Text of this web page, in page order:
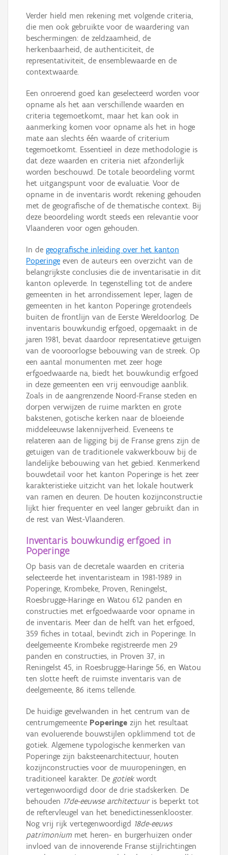
Verder hield men rekening met volgende criteria,
die men ook gebruikte voor de waardering van
beschermingen: de zeldzaamheid, de
herkenbaarheid, de authenticiteit, de
representativiteit, de ensemblewaarde en de
contextwaarde.
Een onroerend goed kan geselecteerd worden voor
opname als het aan verschillende waarden en
criteria tegemoetkomt, maar het kan ook in
aanmerking komen voor opname als het in hoge
mate aan slechts één waarde of criterium
tegemoetkomt. Essentieel in deze methodologie is
dat deze waarden en criteria niet afzonderlijk
worden beschouwd. De totale beoordeling vormt
het uitgangspunt voor de evaluatie. Voor de
opname in de inventaris wordt rekening gehouden
met de geografische of de thematische context. Bij
deze beoordeling wordt steeds een relevantie voor
Vlaanderen voor ogen gehouden.
In de geografische inleiding over het kanton
Poperinge even de auteurs een overzicht van de
belangrijkste conclusies die de inventarisatie in dit
kanton opleverde. In tegenstelling tot de andere
gemeenten in het arrondissement Ieper, lagen de
gemeenten in het kanton Poperinge grotendeels
buiten de frontlijn van de Eerste Wereldoorlog. De
inventaris bouwkundig erfgoed, opgemaakt in de
jaren 1981, bevat daardoor representatieve getuigen
van de vooroorlogse bebouwing van de streek. Op
een aantal monumenten met zeer hoge
erfgoedwaarde na, biedt het bouwkundig erfgoed
in deze gemeenten een vrij eenvoudige aanblik.
Zoals in de aangrenzende Noord-Franse steden en
dorpen verwijzen de ruime markten en grote
bakstenen, gotische kerken naar de bloeiende
middeleeuwse lakennijverheid. Eveneens te
relateren aan de ligging bij de Franse grens zijn de
getuigen van de traditionele vakwerkbouw bij de
landelijke bebouwing van het gebied. Kenmerkend
bouwdetail voor het kanton Poperinge is het zeer
karakteristieke uitzicht van het lokale houtwerk
van ramen en deuren. De houten kozijnconstructie
lijkt hier frequenter en veel langer gebruikt dan in
de rest van West-Vlaanderen.
Inventaris bouwkundig erfgoed in
Poperinge
Op basis van de decretale waarden en criteria
selecteerde het inventaristeam in 1981-1989 in
Poperinge, Krombeke, Proven, Reningelst,
Roesbrugge-Haringe en Watou 612 panden en
constructies met erfgoedwaarde voor opname in
de inventaris. Meer dan de helft van het erfgoed,
359 fiches in totaal, bevindt zich in Poperinge. In
deelgemeente Krombeke registreerde men 29
panden en constructies, in Proven 37, in
Reningelst 45, in Roesbrugge-Haringe 56, en Watou
ten slotte heeft de ruimste inventaris van de
deelgemeente, 86 items tellende.
De huidige gevelwanden in het centrum van de
centrumgemeente Poperinge zijn het resultaat
van evoluerende bouwstijlen opklimmend tot de
gotiek. Algemene typologische kenmerken van
Poperinge zijn baksteenarchitectuur, houten
kozijnconstructies voor de muuropeningen, en
traditioneel karakter. De gotiekwordt
vertegenwoordigd door de drie stadskerken. De
behouden 17de-eeuwse architectuuris beperkt tot
de reftervleugel van het benedictinessenklooster.
Nog vrij rijk vertegenwoordigd 18de-eeuws
patrimonium met heren- en burgerhuizen onder
invloed van de innoverende Franse stijlrichtingen